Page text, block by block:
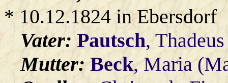
* 10.12.1824 in Ebersdorf
Vater:Pautsch,
Mutter:Beck, Maria